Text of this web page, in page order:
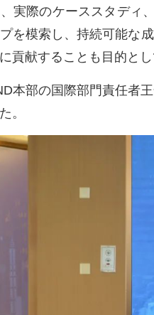
実際のケーススタディ
を模索し、持続可能な
貢献することも目的と
本部の国際部門責任者
。